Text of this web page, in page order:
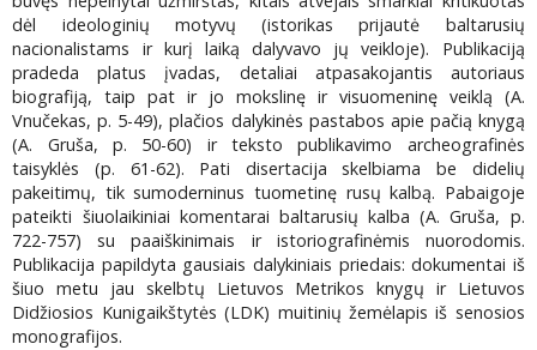
dėl ideologinių motyvų (istorikas prijautė baltarusių
nacionalistams ir kurį laiką dalyvavo jų veikloje). Publikaciją
pradeda platus įvadas, detaliai atpasakojantis autoriaus
biografiją, taip pat ir jo mokslinę ir visuomeninę veiklą (A.
Vnučekas, p. 5-49), plačios dalykinės pastabos apie pačią knygą
(A. Gruša, p. 50-60) ir teksto publikavimo archeografinės
taisyklės (p. 61-62). Pati disertacija skelbiama be didelių
pakeitimų, tik sumoderninus tuometinę rusų kalbą. Pabaigoje
pateikti šiuolaikiniai komentarai baltarusių kalba (A. Gruša, p.
722-757) su paaiškinimais ir istoriografinėmis nuorodomis.
Publikacija papildyta gausiais dalykiniais priedais: dokumentai iš
šiuo metu jau skelbtų Lietuvos Metrikos knygų ir Lietuvos
Didžiosios Kunigaikštytės (LDK) muitinių žemėlapis iš senosios
monografijos.